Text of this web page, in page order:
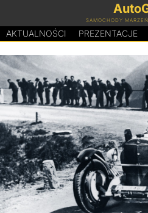
SAMOCHODY
AKTUALNOŚCI PREZENTACJE